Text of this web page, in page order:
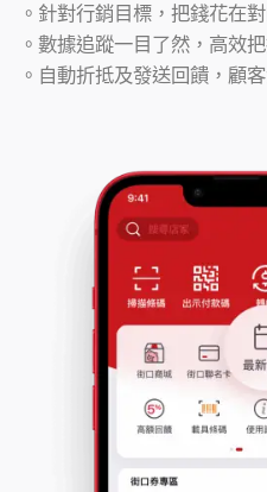
。針對行銷目標，把錢花在
。數據追蹤一目了然，高效
。自動折抵及發送回饋，顧